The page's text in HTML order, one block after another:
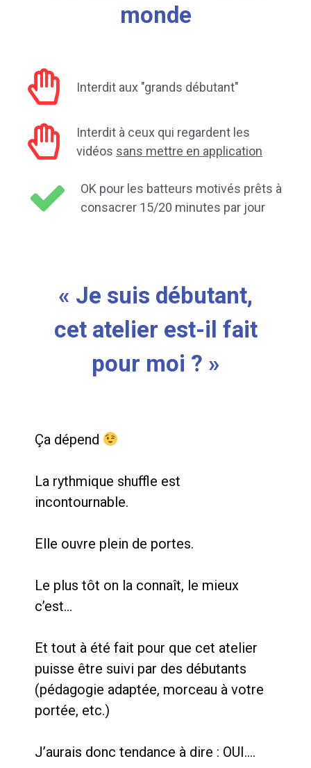
monde
Interdit aux "grands débutant"
Interdit à ceux qui regardent les
vidéos sans mettre en application
OK pour les batteurs motivés prêts à
consacrer 15/20 minutes par jour
« Je suis débutant,
cet atelier est-il fait
pour moi ? »
Ça dépend
La rythmique shuffle est
incontournable.
Elle ouvre plein de portes.
Le plus tôt on la connaît, le mieux
c’est…
Et tout à été fait pour que cet atelier
puisse être suivi par des débutants
(pédagogie adaptée, morceau à votre
portée, etc.)
J’aurais donc tendance à dire : OUI….